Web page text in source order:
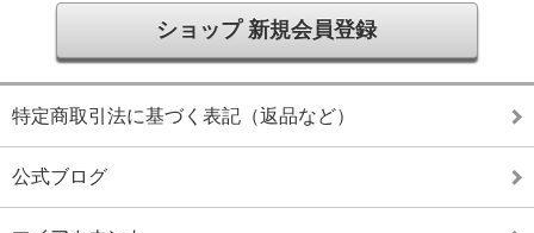
ショップ 新規会員登録
特定商取引法に基づく表記（返品など）
公式ブログ